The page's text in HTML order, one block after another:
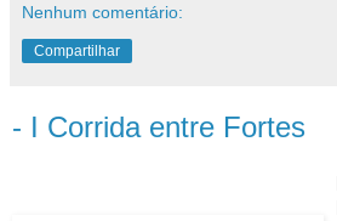
Nenhum comentário:
Compartilhar
- I Corrida entre Fortes